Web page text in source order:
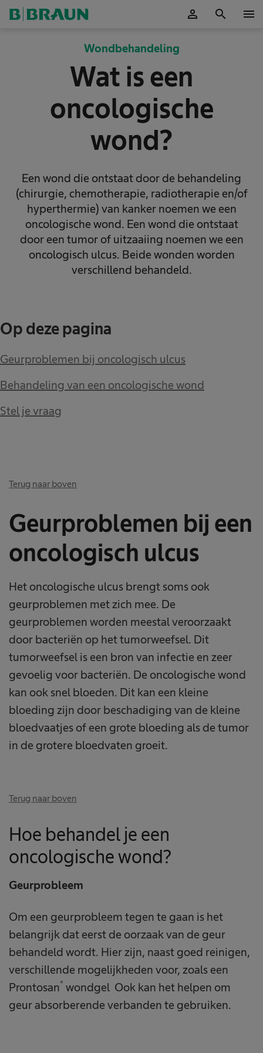
person search menu
Wondbehandeling
Wat is een
oncologische
wond?
Een wond die ontstaat door de behandeling
(chirurgie, chemotherapie, radiotherapie en/of
hyperthermie) van kanker noemen we een
oncologische wond. Een wond die ontstaat
door een tumor of uitzaaiing noemen we een
oncologisch ulcus. Beide wonden worden
verschillend behandeld.
Op deze pagina
Geurproblemen bij oncologisch ulcus
Behandeling van een oncologische wond
Stel je vraag
Terug naar boven
Geurproblemen bij een
oncologisch ulcus
Het oncologische ulcus brengt soms ook
geurproblemen met zich mee. De
geurproblemen worden meestal veroorzaakt
door bacteriën op het tumorweefsel. Dit
tumorweefsel is een bron van infectie en zeer
gevoelig voor bacteriën. De oncologische wond
kan ook snel bloeden. Dit kan een kleine
bloeding zijn door beschadiging van de kleine
bloedvaatjes of een grote bloeding als de tumor
in de grotere bloedvaten groeit.
Terug naar boven
Hoe behandel je een
oncologische wond?
Geurprobleem
Om een geurprobleem tegen te gaan is het
belangrijk dat eerst de oorzaak van de geur
behandeld wordt. Hier zijn, naast goed reinigen,
verschillende mogelijkheden voor, zoals een
Prontosan® wondgel Ook kan het helpen om
geur absorberende verbanden te gebruiken.